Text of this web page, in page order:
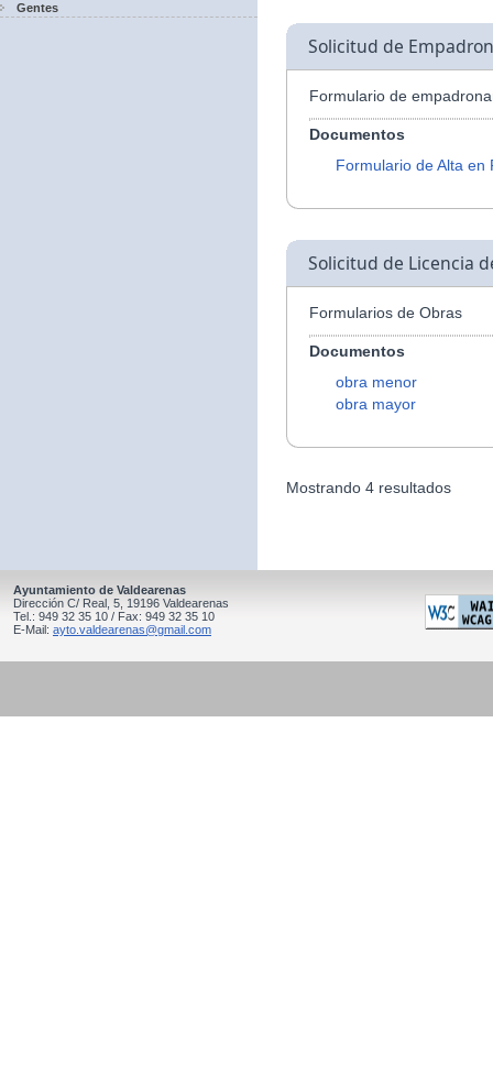
Gentes
Solicitud de
Formulario de
Documentos
Formulario de Alta en
Solicitud de Licencia
Formularios de Obras
Documentos
obra menor
obra mayor
Mostrando 4 resultados
Ayuntamiento de Valdearenas
Dirección C/ Real, 5, 19196 Valdearenas
Tel.: 949 32 35 10 / Fax: 949 32 35 10
E-Mail: ayto.valdearenas@gmail.com